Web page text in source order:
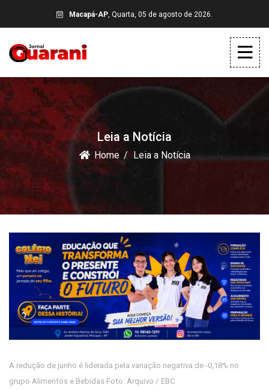
Macapá-AP, Quarta, 05 de agosto de 2026.
Leia a Notícia
Home Leia a Notícia
A redução de junho é liderada pela variação negativa de -0,18% no
grupo Alimentos e Bebidas Foto: Arquivo / EBC